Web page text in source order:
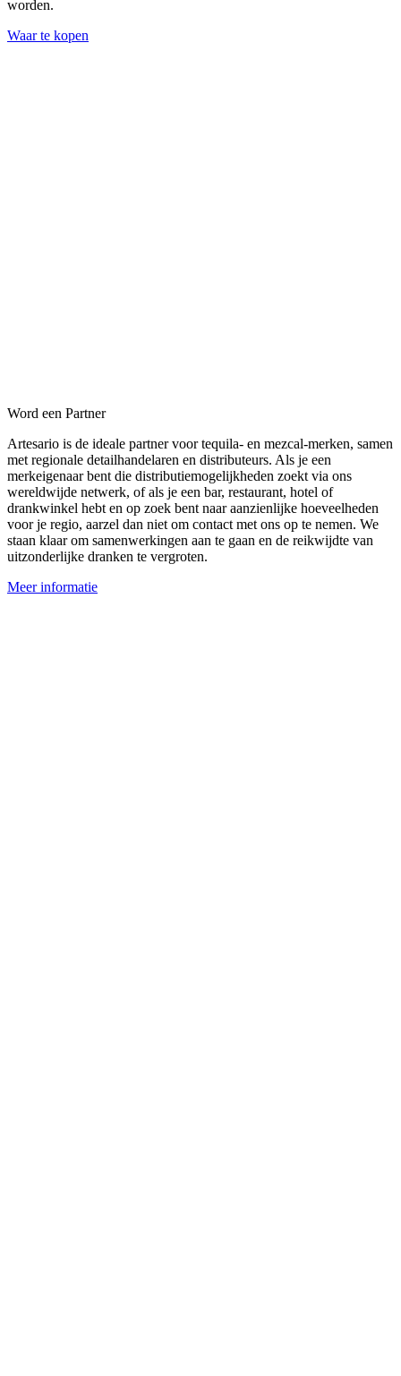
worden.
Waar te kopen
Word een Partner
Artesario is de ideale partner voor tequila- en mezcal-merken, samen
met regionale detailhandelaren en distributeurs. Als je een
merkeigenaar bent die distributiemogelijkheden zoekt via ons
wereldwijde netwerk, of als je een bar, restaurant, hotel of
drankwinkel hebt en op zoek bent naar aanzienlijke hoeveelheden
voor je regio, aarzel dan niet om contact met ons op te nemen. We
staan klaar om samenwerkingen aan te gaan en de reikwijdte van
uitzonderlijke dranken te vergroten.
Meer informatie